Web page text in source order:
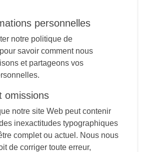
personnelles
notre politique de
savoir comment nous
et partageons vos
omissions
notre site Web peut contenir
inexactitudes typographiques
complet ou actuel. Nous nous
de corriger toute erreur,